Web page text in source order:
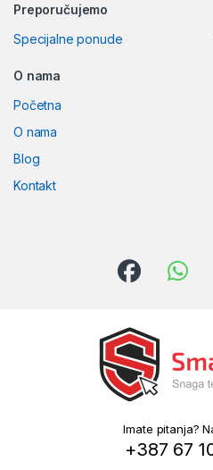
Preporučujemo
Specijalne ponude
O nama
Početna
O nama
Blog
Kontakt
Imate pitanja?
+387 67